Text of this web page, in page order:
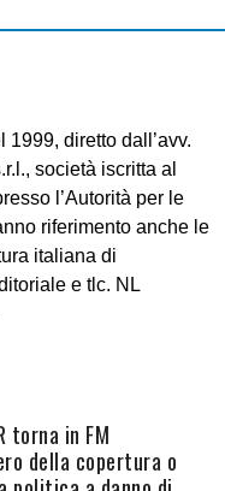
diretto dall’avv.
società iscritta al
l’Autorità per le
riferimento anche le
italiana di
e tlc. NL
torna in FM
della copertura o